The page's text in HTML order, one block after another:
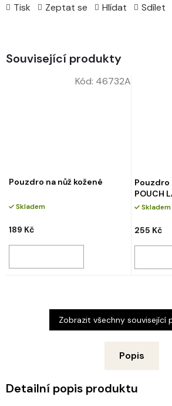
Tisk Zeptat se Hlídat Sdílet
Související produkty
Pouzdro na nůž kožené
Skladem
189 Kč
Kód: 46732A
Pouzdro
POUCH
Skladem
255 Kč
Zobrazit všechny související
Popis
Detailní popis produktu